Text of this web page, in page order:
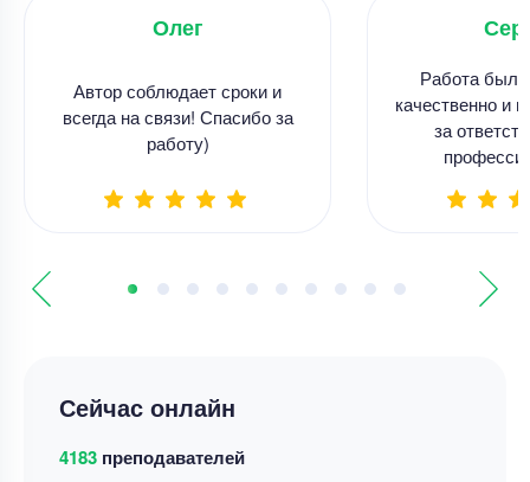
Сейчас онлайн
4183 преподавателей
Олег
Автор соблюдает сроки и
всегда на связи! Спасибо за
работу)
Работа
качественно и
за